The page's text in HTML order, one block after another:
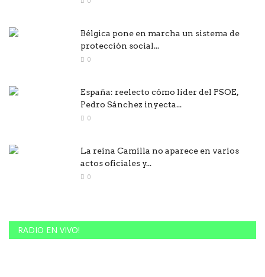
Bélgica pone en marcha un sistema de
protección social...
0
España: reelecto cómo líder del PSOE,
Pedro Sánchez inyecta...
0
La reina Camilla no aparece en varios
actos oficiales y...
0
RADIO EN VIVO!